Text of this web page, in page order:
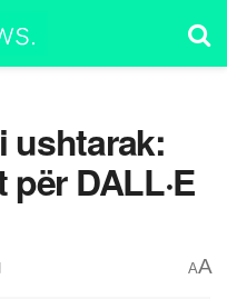
ushtarak:
DALL·E
AA